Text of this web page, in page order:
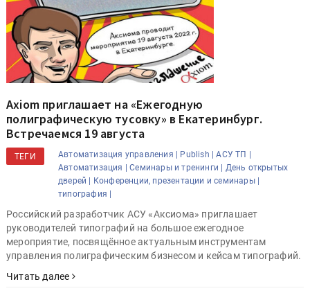
Axiom приглашает на «Ежегодную
полиграфическую тусовку» в Екатеринбург.
Встречаемся 19 августа
ТЕГИ Автоматизация управления | Publish |
АСУ ТП |
Автоматизация |
Семинары и тренинги |
День открытых
дверей |
Конференции, презентации и семинары |
типография |
Российский разработчик АСУ «Аксиома» приглашает
руководителей типографий на большое ежегодное
мероприятие, посвящённое актуальным инструментам
управления полиграфическим бизнесом и кейсам типографий.
Читать далее